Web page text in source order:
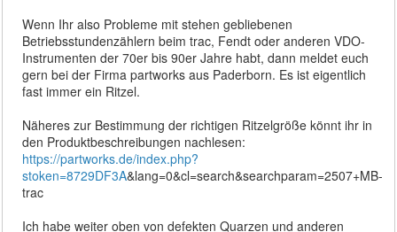
Wenn Ihr also Probleme mit stehen gebliebenen
Betriebsstundenzählern beim trac, Fendt oder anderen VDO-
Instrumenten der 70er bis 90er Jahre habt, dann meldet euch
gern bei der Firma partworks aus Paderborn. Es ist eigentlich
fast immer ein Ritzel.
Näheres zur Bestimmung der richtigen Ritzelgröße könnt ihr in
den Produktbeschreibungen nachlesen:
https://partworks.de/index.php?
stoken=8729DF3A&lang=0&cl=search&searchparam=2507+MB-
trac
Ich habe weiter oben von defekten Quarzen und anderen